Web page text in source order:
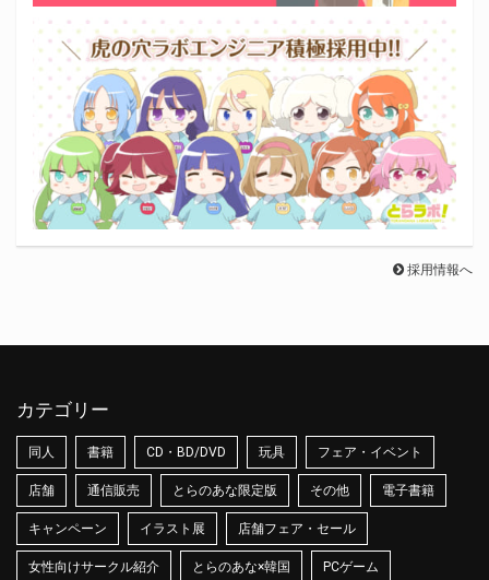
採用情報へ
カテゴリー
同人 書籍 CD・BD/DVD 玩具 フェア・イベント
店舗 通信販売 とらのあな限定版 その他 電子書籍
キャンペーン イラスト展 店舗フェア・セール
女性向けサークル紹介 とらのあな×韓国 PCゲーム